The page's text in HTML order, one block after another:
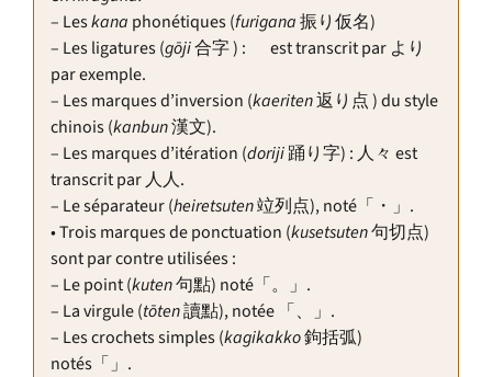
– Leskana phonétiques (furigana振り仮名)
– Les ligatures (gōji合字 ) : ゟ est transcrit par より
par exemple.
– Les marques d’inversion (kaeriten返り点 ) du style
chinois (kanbun漢文).
– Les marques d’itération (doriji踊り字) : 人々 est
transcrit par 人人.
– Le séparateur (heiretsuten竝列点), noté「・」.
• Trois marques de ponctuation (kusetsuten句切点)
sont par contre utilisées :
– Le point (kuten句點) noté「。」.
– La virgule (tōten讀點), notée 「、」.
– Les crochets simples (kagikakko鉤括弧)
notés「」.